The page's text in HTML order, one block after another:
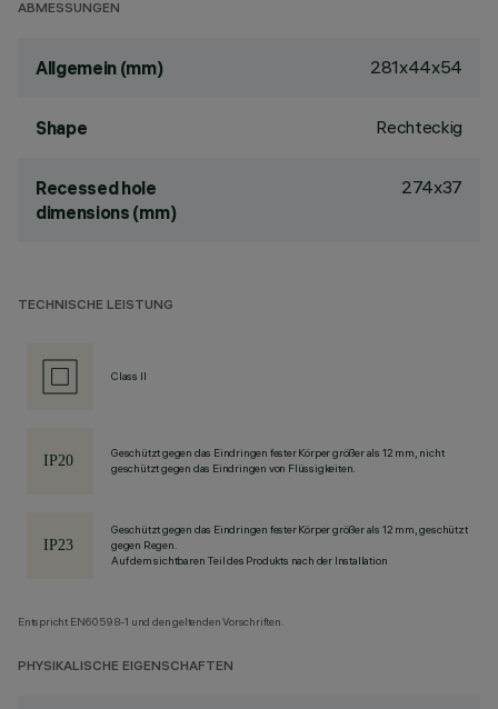
ABMESSUNGEN
Allgemein (mm) 281x44x54
Shape Rechteckig
Recessed hole
dimensions (mm)
274x37
TECHNISCHE LEISTUNG
Class II
Geschützt gegen das Eindringen fester Körper größer als 12 mm, nicht
geschützt gegen das Eindringen von Flüssigkeiten.
Geschützt gegen das Eindringen fester Körper größer als 12 mm, geschützt
gegen Regen.
Auf dem sichtbaren Teil des Produkts nach der Installation
Entspricht EN60598-1 und den geltenden Vorschriften.
PHYSIKALISCHE EIGENSCHAFTEN